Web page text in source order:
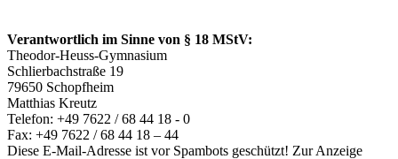
Verantwortlich im Sinne von § 18 MStV:
Theodor-Heuss-Gymnasium
Schlierbachstraße 19
79650 Schopfheim
Matthias Kreutz
Telefon: +49 7622 / 68 44 18 - 0
Fax: +49 7622 / 68 44 18 – 44
Diese E-Mail-Adresse ist vor Spambots geschützt! Zur Anzeige